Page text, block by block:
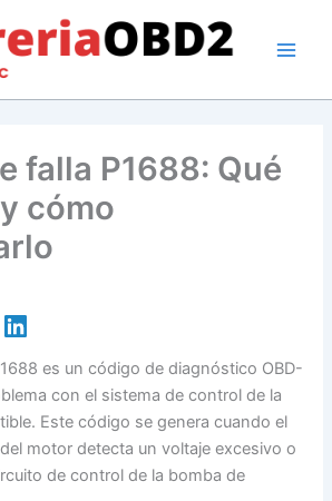
falla P1688: Qué
cómo
es un código de diagnóstico OBD-
con el sistema de control de la
Este código se genera cuando el
motor detecta un voltaje excesivo o
de control de la bomba de